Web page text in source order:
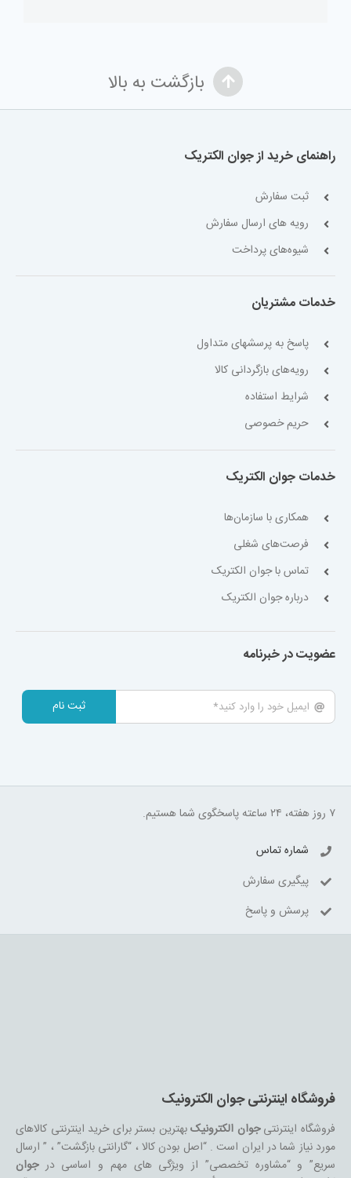
بازگشت به بالا
راهنمای خرید از جوان الکتریک
ثبت سفارش
رویه های ارسال سفارش
شیوه‌های پرداخت
خدمات مشتریان
پاسخ به پرسشهای متداول
رویه‌های بازگردانی کالا
شرایط استفاده
حریم خصوصی
خدمات جوان الکتریک
همکاری با سازمان‌ها
فرصت‌های شغلی
تماس با جوان الکتریک
درباره جوان الکتریک
عضویت در خبرنامه
ثبت نام
۷ روز هفته، ۲۴ ساعته پاسخگوی شما هستیم.
شماره تماس
پیگیری سفارش
پرسش و پاسخ
فروشگاه اینترنتی جوان الکترونیک
فروشگاه اینترنتیجوان الکترونیکبهترین بستر برای خرید اینترنتی کالاهای
مورد نیاز شما در ایران است . “اصل بودن کالا ، “گارانتی بازگشت” ، ” ارسال
سریع” و “مشاوره تخصصی” از ویژگی های مهم و اساسی درجوان